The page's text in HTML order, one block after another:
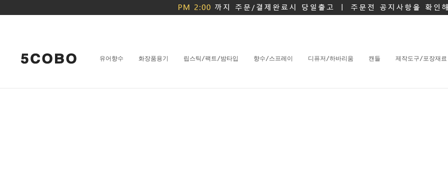
유어향수 화장품용기 립스틱/팩트/밤타입 향수/스프레이 디퓨저/하바리움 캔들 제작도구/포장재료